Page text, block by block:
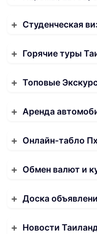
Студенческая
Горячие туры
Топовые
Аренда
Онлайн-табло
Обмен валют и
Доска
Новости